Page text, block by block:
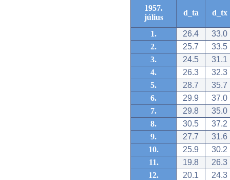
1957.
július
d_ta d_tx
1. 26.4
33.0
2.
25.7
33.5
3.
24.5
31.1
4.
26.3
32.3
5.
28.7
35.7
6.
29.9
37.0
7.
29.8
35.0
8.
30.5
37.2
9.
27.7
31.6
10.
25.9
30.2
11.
19.8
26.3
12.
20.1
24.3